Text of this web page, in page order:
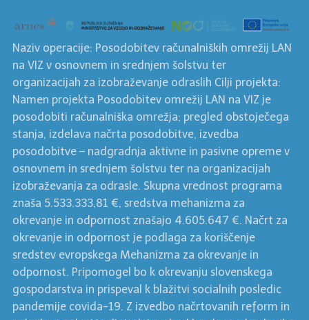
Naziv operacije: Posodobitev računalniških omrežij LAN
na VIZ v osnovnem in srednjem šolstvu ter
organizacijah za izobraževanje odraslih Cilji projekta:
Namen projekta Posodobitev omrežij LAN na VIZ je
posodobiti računalniška omrežja; pregled obstoječega
stanja, izdelava načrta posodobitve, izvedba
posodobitve – nadgradnja aktivne in pasivne opreme v
osnovnem in srednjem šolstvu ter na organizacijah
izobraževanja za odrasle. Skupna vrednost programa
znaša 5.533.333,81 €, sredstva mehanizma za
okrevanje in odpornost znašajo 4.605.647 €. Načrt za
okrevanje in odpornost je podlaga za koriščenje
sredstev evropskega Mehanizma za okrevanje in
odpornost. Pripomogel bo k okrevanju slovenskega
gospodarstva in prispeval k blažitvi socialnih posledic
pandemije covida-19. Z izvedbo načrtovanih reform in